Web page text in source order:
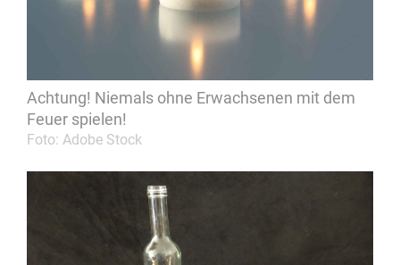
Achtung! Niemals ohne Erwachsenen mit dem
Feuer spielen!
Foto: Adobe Stock